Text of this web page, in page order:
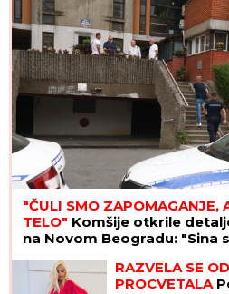
"ČULI SMO ZAPOMAGANJE,
TELO" Komšije otkrile
na Novom Beogradu: "Sina
RAZVELA SE
PROCVETALA